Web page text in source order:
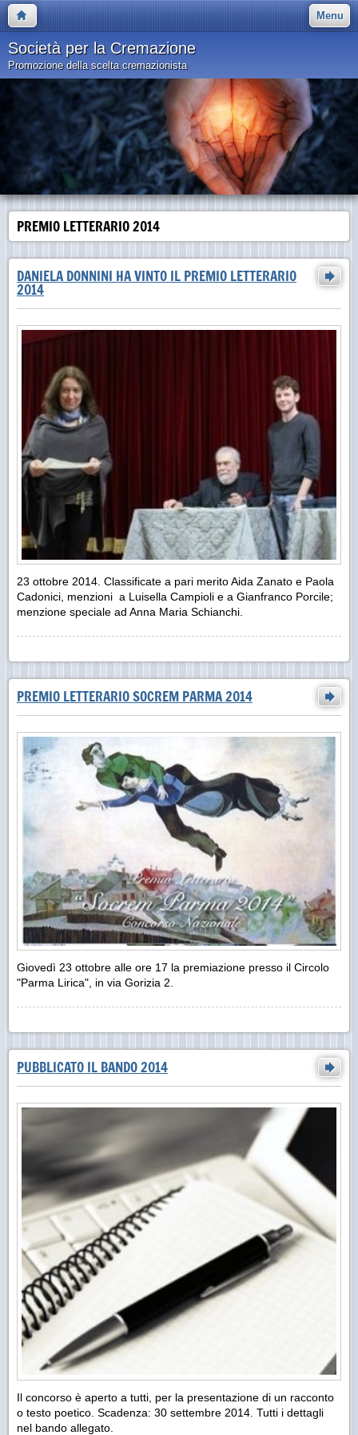
Menu
Società per la Cremazione
Promozione della scelta cremazionista
PREMIO LETTERARIO 2014
DANIELA DONNINI HA VINTO IL PREMIO LETTERARIO
2014
23 ottobre 2014. Classificate a pari merito Aida Zanato e Paola
Cadonici, menzioni a Luisella Campioli e a Gianfranco Porcile;
menzione speciale ad Anna Maria Schianchi.
PREMIO LETTERARIO SOCREM PARMA 2014
Giovedì 23 ottobre alle ore 17 la premiazione presso il Circolo
"Parma Lirica", in via Gorizia 2.
PUBBLICATO IL BANDO 2014
Il concorso è aperto a tutti, per la presentazione di un racconto
o testo poetico. Scadenza: 30 settembre 2014. Tutti i dettagli
nel bando allegato.